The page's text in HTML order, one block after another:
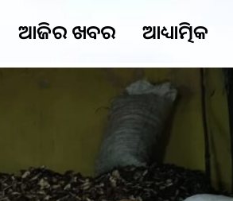
ଆଜିର ଖବର ଆଧ୍ୟାତ୍ମିକ